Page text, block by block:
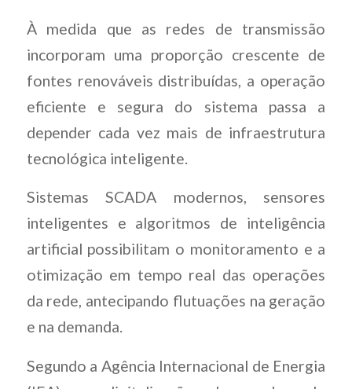
À medida que as redes de transmissão
incorporam uma proporção crescente de
fontes renováveis distribuídas, a operação
eficiente e segura do sistema passa a
depender cada vez mais de infraestrutura
tecnológica inteligente.
Sistemas SCADA modernos, sensores
inteligentes e algoritmos de inteligência
artificial possibilitam o monitoramento e a
otimização em tempo real das operações
da rede, antecipando flutuações na geração
e na demanda.
Segundo a Agência Internacional de Energia